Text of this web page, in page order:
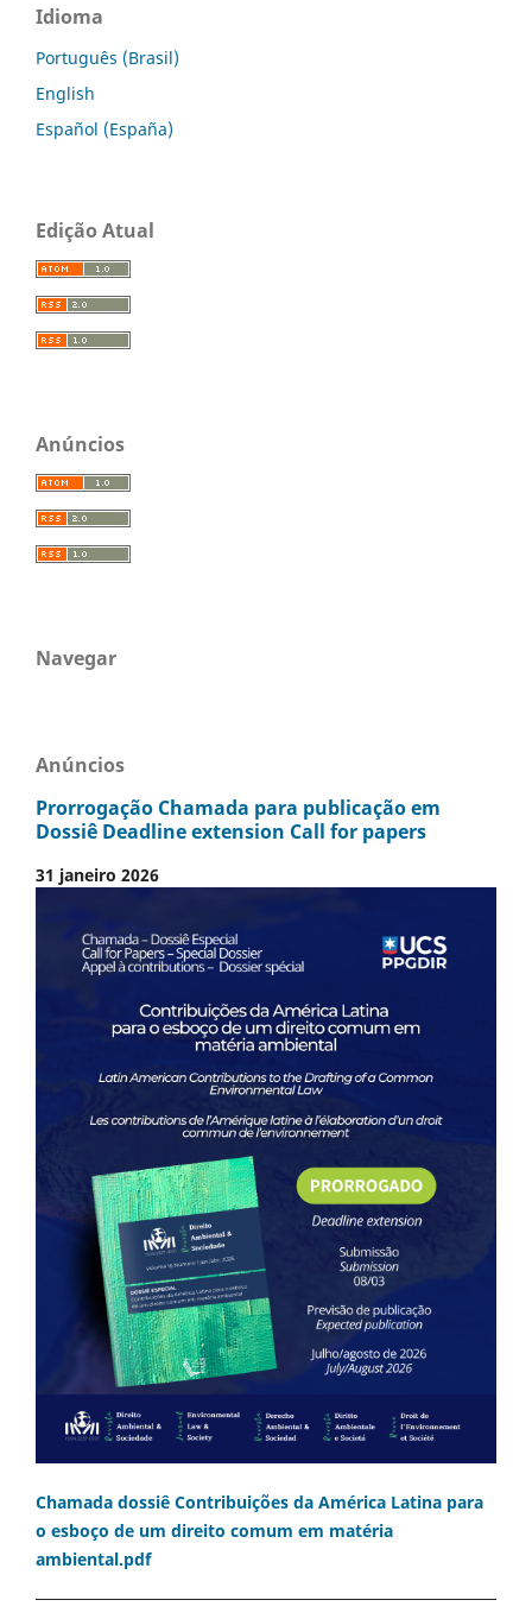
Idioma
Português (Brasil)
English
Español (España)
Edição Atual
Anúncios
Navegar
Anúncios
Prorrogação Chamada para publicação em
Dossiê Deadline extension Call for papers
31 janeiro 2026
Chamada dossiê Contribuições da América Latina para
o esboço de um direito comum em matéria
ambiental.pdf